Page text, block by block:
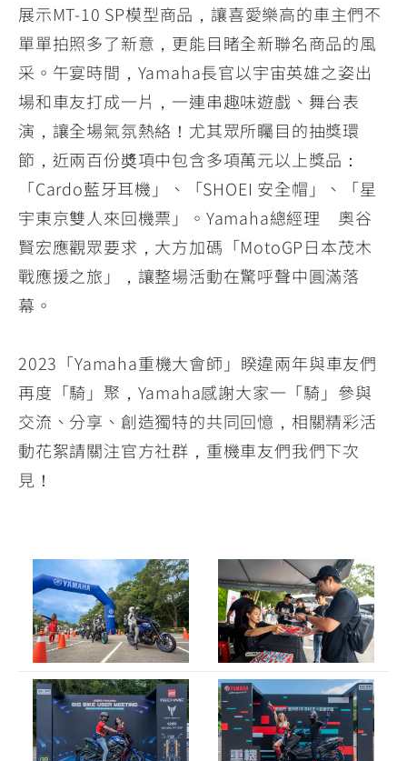
展示MT-10 SP模型商品，讓喜愛樂高的車主們不
單單拍照多了新意，更能目睹全新聯名商品的風
采。午宴時間，Yamaha長官以宇宙英雄之姿出
場和車友打成一片，一連串趣味遊戲、舞台表
演，讓全場氣氛熱絡！尤其眾所矚目的抽獎環
節，近兩百份奬項中包含多項萬元以上獎品：
「Cardo藍牙耳機」、「SHOEI 安全帽」、「星
宇東京雙人來回機票」。Yamaha總經理 奧谷
賢宏應觀眾要求，大方加碼「MotoGP日本茂木
戰應援之旅」，讓整場活動在驚呼聲中圓滿落
幕。
2023「Yamaha重機大會師」睽違兩年與車友們
再度「騎」聚，Yamaha感謝大家一「騎」參與
交流、分享、創造獨特的共同回憶，相關精彩活
動花絮請關注官方社群，重機車友們我們下次
見！